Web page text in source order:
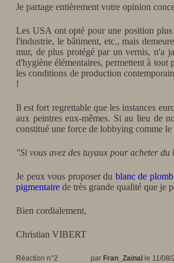
Je partage entièrement votre opinion
Les USA ont opté pour une position plus
l'industrie, le bâtiment, etc., mais
mur, de plus protégé par un vernis, n'a
d'hygiène élémentaires, permettent à
les conditions de production
!
Il est fort regrettable que les instances
aux peintres eux-mêmes. Si au lieu de
constitué une force de lobbying comme
"Si vous avez des tuyaux pour acheter
Je peux vous proposer du blanc de
pigmentaire de très grande qualité que je
Bien cordialement,
Christian VIBERT
Réaction n°2 par Fran_Zainal le 11/